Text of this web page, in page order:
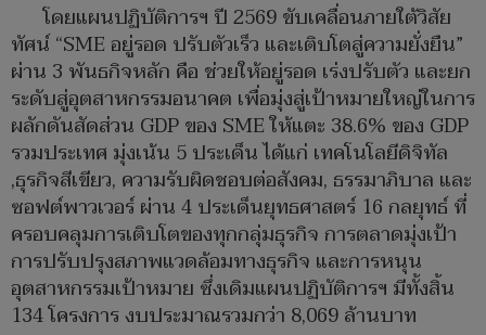
โดยแผนปฏิบัติการฯ ปี 2569 ขับเคลื่อนภายใต้วิสัย
ทัศน์ “SME อยู่รอด ปรับตัวเร็ว และเติบโตสู่ความยั่งยืน”
ผ่าน 3 พันธกิจหลัก คือ ช่วยให้อยู่รอด เร่งปรับตัว และยก
ระดับสู่อุตสาหกรรมอนาคต เพื่อมุ่งสู่เป้าหมายใหญ่ในการ
ผลักดันสัดส่วน GDP ของ SME ให้แตะ 38.6% ของ GDP
รวมประเทศ มุ่งเน้น 5 ประเด็น ได้แก่ เทคโนโลยีดิจิทัล
,ธุรกิจสีเขียว, ความรับผิดชอบต่อสังคม, ธรรมาภิบาล และ
ซอฟต์พาวเวอร์ ผ่าน 4 ประเด็นยุทธศาสตร์ 16 กลยุทธ์ ที่
ครอบคลุมการเติบโตของทุกกลุ่มธุรกิจ การตลาดมุ่งเป้า
การปรับปรุงสภาพแวดล้อมทางธุรกิจ และการหนุน
อุตสาหกรรมเป้าหมาย ซึ่งเดิมแผนปฏิบัติการฯ มีทั้งสิ้น
134 โครงการ งบประมาณรวมกว่า 8,069 ล้านบาท